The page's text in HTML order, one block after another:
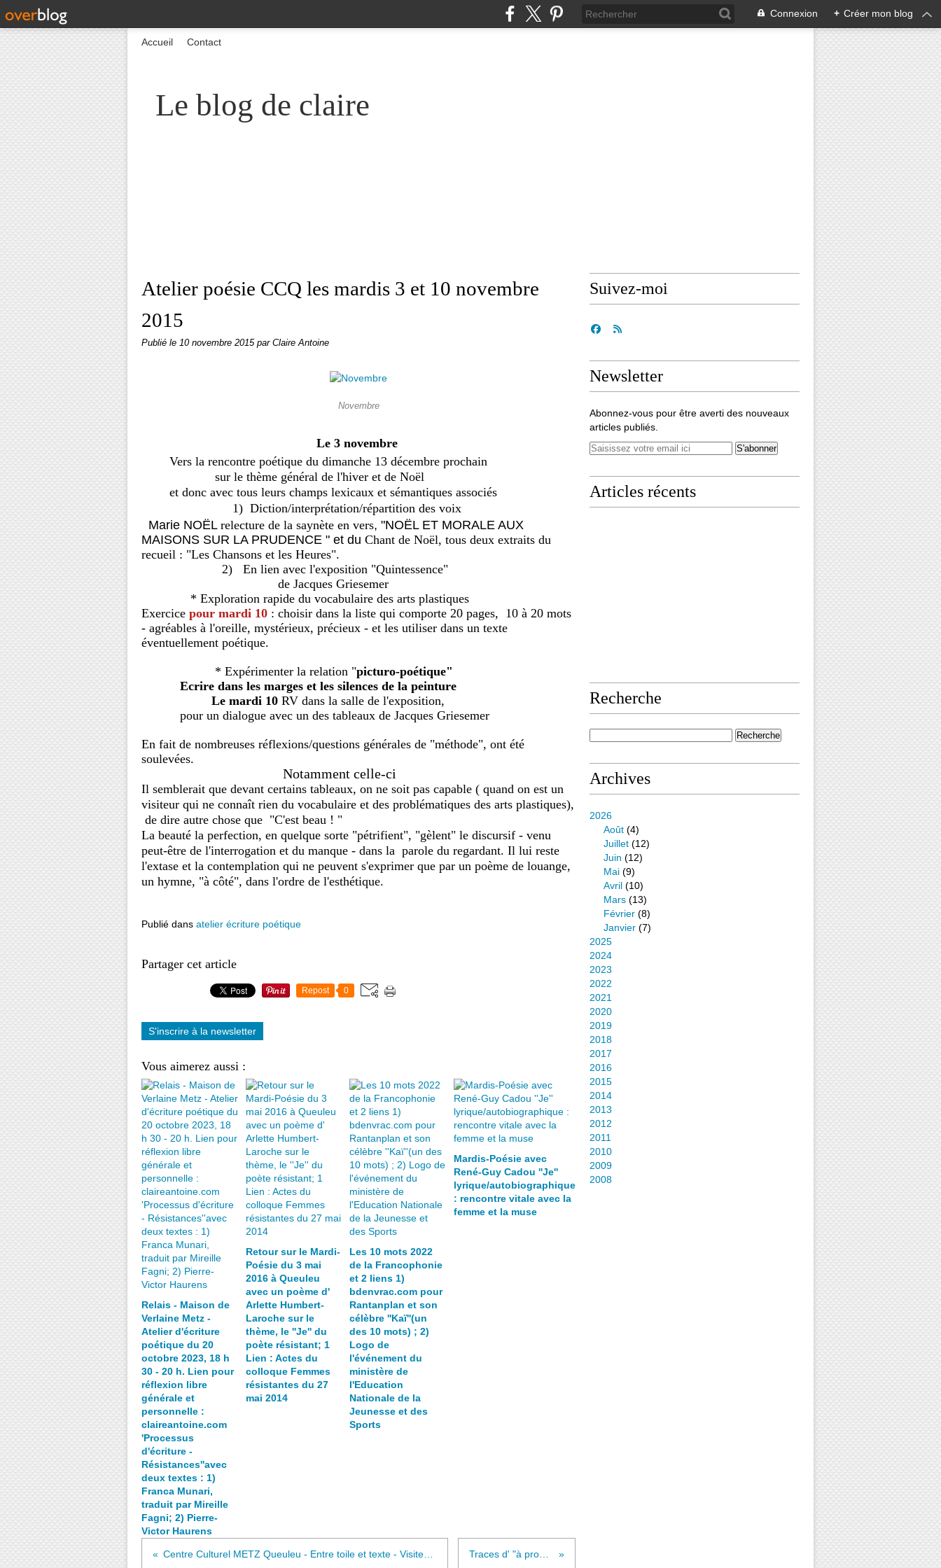
Connexion + Créer mon blog
Le blog de claire
Accueil Contact
Atelier poésie CCQ les mardis 3 et 10 novembre
2015
Publié le 10 novembre 2015 par Claire Antoine
Novembre
Le 3 novembre
Vers la rencontre poétique du dimanche 13 décembre prochain
sur le thème général de l'hiver et de Noël
et donc avec tous leurs champs lexicaux et sémantiques associés
1) Diction/interprétation/répartition des voix
Marie NOËL relecture de la saynète en vers, "NOËL ET MORALE AUX
MAISONS SUR LA PRUDENCE " et du Chant de Noël, tous deux extraits du
recueil : "Les Chansons et les Heures".
2) En lien avec l'exposition "Quintessence"
de Jacques Griesemer
* Exploration rapide du vocabulaire des arts plastiques
Exercice pour mardi 10 : choisir dans la liste qui comporte 20 pages, 10 à 20 mots
- agréables à l'oreille, mystérieux, précieux - et les utiliser dans un texte
éventuellement poétique.
* Expérimenter la relation "picturo-poétique"
Ecrire dans les marges et les silences de la peinture
Le mardi 10 RV dans la salle de l'exposition,
pour un dialogue avec un des tableaux de Jacques Griesemer
En fait de nombreuses réflexions/questions générales de "méthode", ont été
soulevées.
Notamment celle-ci
Il semblerait que devant certains tableaux, on ne soit pas capable ( quand on est un
visiteur qui ne connaît rien du vocabulaire et des problématiques des arts plastiques),
de dire autre chose que "C'est beau ! "
La beauté la perfection, en quelque sorte "pétrifient", "gèlent" le discursif - venu
peut-être de l'interrogation et du manque - dans la parole du regardant. Il lui reste
l'extase et la contemplation qui ne peuvent s'exprimer que par un poème de louange,
un hymne, "à côté", dans l'ordre de l'esthétique.
Publié dans atelier écriture poétique
Partager cet article
Repost 0
S'inscrire à la newsletter
Vous aimerez aussi :
Relais - Maison de
Verlaine Metz -
Atelier d'écriture
poétique du 20
octobre 2023, 18 h
30 - 20 h. Lien pour
réflexion libre
générale et
personnelle :
claireantoine.com
'Processus
d'écriture -
Résistances''avec
deux textes : 1)
Franca Munari,
traduit par Mireille
Fagni; 2) Pierre-
Victor Haurens
Retour sur le Mardi-
Poésie du 3 mai
2016 à Queuleu
avec un poème d'
Arlette Humbert-
Laroche sur le
thème, le ''Je'' du
poète résistant; 1
Lien : Actes du
colloque Femmes
résistantes du 27
mai 2014
Les 10 mots 2022
de la Francophonie
et 2 liens 1)
bdenvrac.com pour
Rantanplan et son
célèbre ''Kaï''(un
des 10 mots) ; 2)
Logo de
l'événement du
ministère de
l'Education
Nationale de la
Jeunesse et des
Sports
Mardis-Poésie avec
René-Guy Cadou ''Je''
lyrique/autobiographique
: rencontre vitale avec la
femme et la muse
Suivez-moi
Newsletter
Abonnez-vous pour être averti des nouveaux
articles publiés.
Articles récents
Recherche
Archives
2026
Août (4)
Juillet (12)
Juin (12)
Mai (9)
Avril (10)
Mars (13)
Février (8)
Janvier (7)
2025
2024
2023
2022
2021
2020
2019
2018
2017
2016
2015
2014
2013
2012
2011
2010
2009
2008